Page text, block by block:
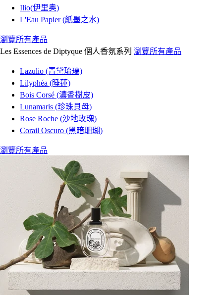
Ilio(伊里奥)
L'Eau Papier (紙墨之水)
瀏覽所有產品
Les Essences de Diptyque 個人香氛系列 瀏覽所有產品
Lazulio (青黛琉璃)
Lilyphéa (睡蓮)
Bois Corsé (濃香樹皮)
Lunamaris (珍珠貝母)
Rose Roche (沙地玫瑰)
Corail Oscuro (黑暗珊瑚)
瀏覽所有產品